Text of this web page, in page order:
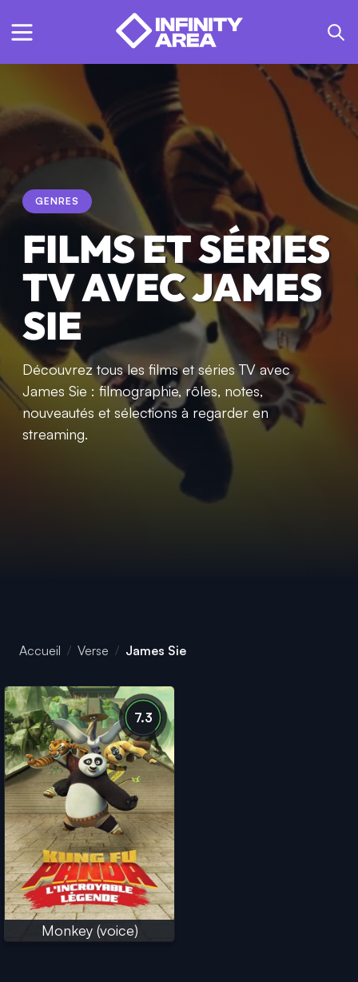
GENRES
FILMS ET SÉRIES
TV AVEC JAMES
SIE
Découvrez tous les films et séries TV avec
James Sie : filmographie, rôles, notes,
nouveautés et sélections à regarder en
streaming.
Accueil Verse James Sie
7.3
Monkey (voice)